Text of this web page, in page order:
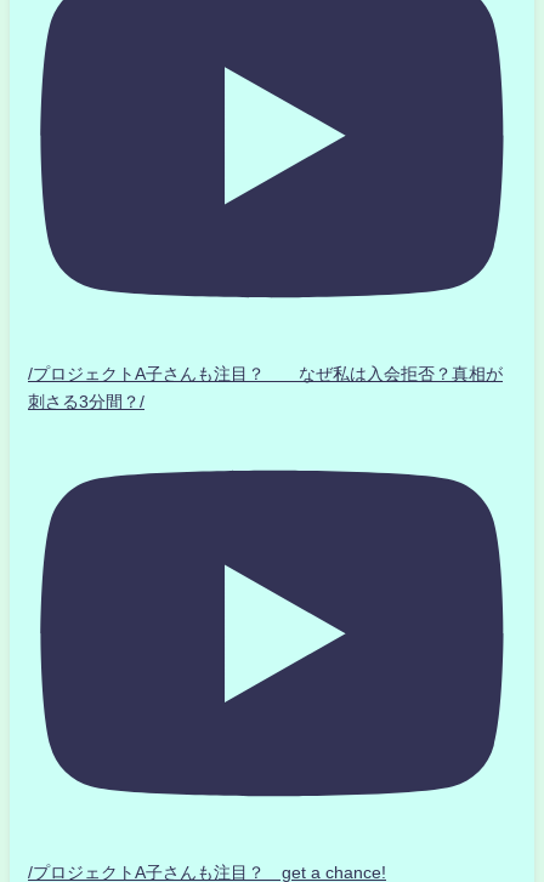
/プロジェクトA子さんも注目？ なぜ私は入会拒否？真相が
刺さる3分間？/
/プロジェクトA子さんも注目？ get a chance!